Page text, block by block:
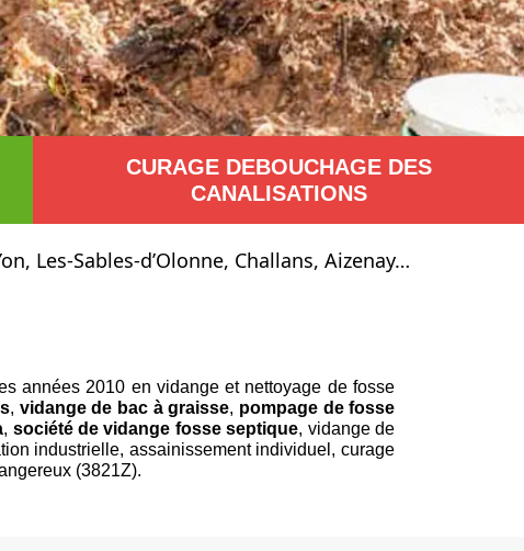
CURAGE DEBOUCHAGE DES
CANALISATIONS
Les-Sables-d’Olonne, Challans, Aizenay…
années 2010 en vidange et nettoyage de fosse
, vidange de bac à graisse, pompage de fosse
, société devidange fosse septique, vidange de
industrielle, assainissement individuel, curage
(3821Z).